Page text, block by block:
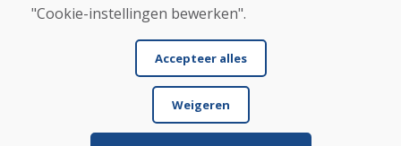
© DOMIVOSPORT 2026, alle rechten voorbehouden
"Cookie-instellingen bewerken".
Accepteer alles
Weigeren